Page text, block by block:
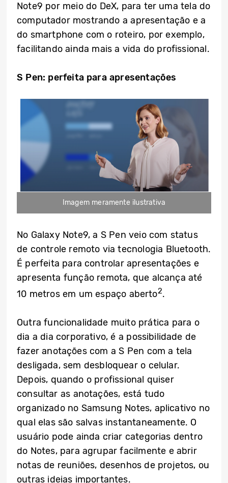
Note9 por meio do DeX, para ter uma tela do
computador mostrando a apresentação e a
do smartphone com o roteiro, por exemplo,
facilitando ainda mais a vida do profissional.
S Pen: perfeita para apresentações
Imagem meramente ilustrativa
No Galaxy Note9, a S Pen veio com status
de controle remoto via tecnologia Bluetooth.
É perfeita para controlar apresentações e
apresenta função remota, que alcança até
10 metros em um espaço aberto2.
Outra funcionalidade muito prática para o
dia a dia corporativo, é a possibilidade de
fazer anotações com a S Pen com a tela
desligada, sem desbloquear o celular.
Depois, quando o profissional quiser
consultar as anotações, está tudo
organizado no Samsung Notes, aplicativo no
qual elas são salvas instantaneamente. O
usuário pode ainda criar categorias dentro
do Notes, para agrupar facilmente e abrir
notas de reuniões, desenhos de projetos, ou
outras ideias importantes.